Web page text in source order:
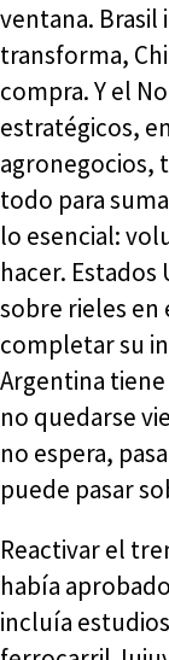
ventana. Brasil
transforma,
compra. Y el
estratégicos,
agronegocios,
todo para
lo esencial:
hacer.
sobre rieles en
completar su
Argentina
no quedarse
no espera,
puede pasar
Reactivar el
había
incluía